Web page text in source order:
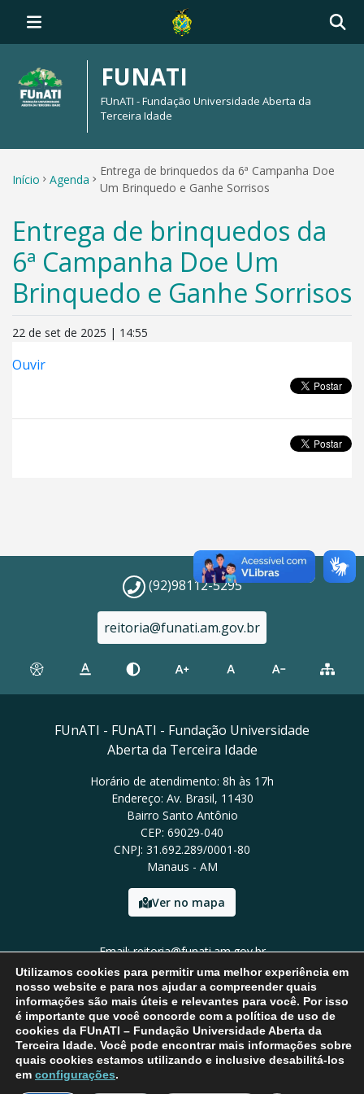
FUNATI
FUnATI - Fundação Universidade Aberta da
Terceira Idade
Início Agenda
Entrega de brinquedos da 6ª Campanha Doe
Um Brinquedo e Ganhe Sorrisos
Entrega de brinquedos da
6ª Campanha Doe Um
Brinquedo e Ganhe Sorrisos
22 de set de 2025 | 14:55
Ouvir
(92)98112-5295
reitoria@funati.am.gov.br
FUnATI - FUnATI - Fundação Universidade
Aberta da Terceira Idade
Horário de atendimento: 8h às 17h
Endereço: Av. Brasil, 11430
Bairro Santo Antônio
CEP: 69029-040
CNPJ: 31.692.289/0001-80
Manaus - AM
Ver no mapa
Email: reitoria@funati.am.gov.br
Tel: (92)98112-5295
Utilizamos cookies para permitir uma melhor experiência em
nosso website e para nos ajudar a compreender quais
informações são mais úteis e relevantes para você. Por isso
é importante que você concorde com a política de uso de
cookies da FUnATI – Fundação Universidade Aberta da
Terceira Idade. Você pode encontrar mais informações sobre
quais cookies estamos utilizando e inclusive desabilitá-los
em configurações.